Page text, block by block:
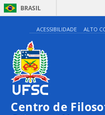
BRASIL
ACESSIBILIDADE ALTO
Centro de